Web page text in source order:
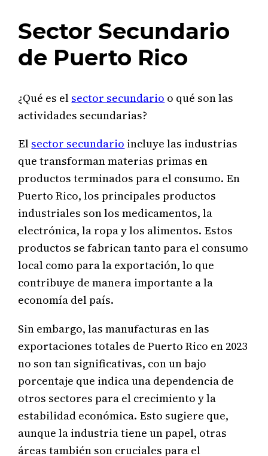
Sector Secundario
de Puerto Rico
¿Qué es el sector secundario o qué son las
actividades secundarias?
El sector secundario incluye las industrias
que transforman materias primas en
productos terminados para el consumo. En
Puerto Rico, los principales productos
industriales son los medicamentos, la
electrónica, la ropa y los alimentos. Estos
productos se fabrican tanto para el consumo
local como para la exportación, lo que
contribuye de manera importante a la
economía del país.
Sin embargo, las manufacturas en las
exportaciones totales de Puerto Rico en 2023
no son tan significativas, con un bajo
porcentaje que indica una dependencia de
otros sectores para el crecimiento y la
estabilidad económica. Esto sugiere que,
aunque la industria tiene un papel, otras
áreas también son cruciales para el